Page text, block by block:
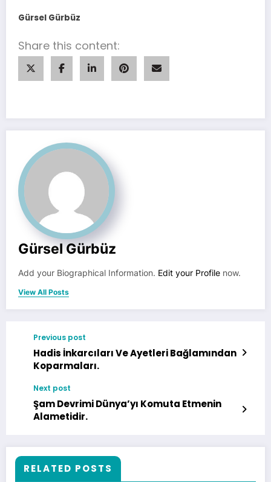
Gürsel Gürbüz
Share this content:
Gürsel Gürbüz
Add your Biographical Information. Edit your Profile now.
View All Posts
Previous post
Hadis İnkarcıları Ve Ayetleri Bağlamından
Koparmaları.
Next post
Şam Devrimi Dünya’yı Komuta Etmenin
Alametidir.
RELATED POSTS